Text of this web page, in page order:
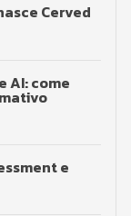
Cerved
AI: come
e